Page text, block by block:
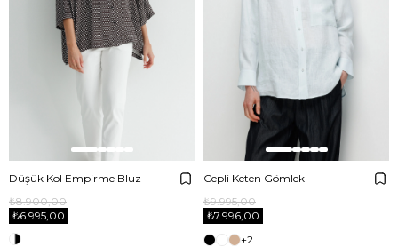
Düşük Kol Empirme Bluz
₺6.995,00
₺8.900,00
Cepli Keten Gömlek
₺7.996,00
₺9.995,00
+2